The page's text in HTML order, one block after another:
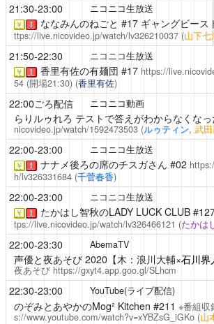
21:30-23:00 ニコニコ生放送
￥ ！ ななみんのねごと #17 ギャングビース
ttps://live.nicovideo.jp/watch/lv326210037 (山下七
21:50-22:30 ニコニコ生放送
￥ ！ 香里有佐の有麺団 #17 https://
54(開場21:30) (香里有佐)
22:00ごろ配信 ニコニコ動画
らりルゥれろ テストで答えがわからなくなっ
nicovideo.jp/watch/1592473503 (ルゥティン, 武
22:00-23:00 ニコニコ生放送
￥ ！ ナナメ後ろの席のチスガさん #02
h/lv326331684 (千菅春香)
22:00-23:00 ニコニコ生放送
￥ ！ たかはし智秋のLADY LUCK CLUB
tps://live.nicovideo.jp/watch/lv326466121 (たかは
22:00-23:30 AbemaTV
声優と夜あそび2020【木：浪川大輔×石川界
夜あそび https://gxyt4.app.goo.gl/SLhcm
22:30-23:00 YouTube(ライブ配信)
のぞみとあやかのMog² Kitchen #211 ※番組収
s://www.youtube.com/watch?v=xYBZsG_iGKo (山